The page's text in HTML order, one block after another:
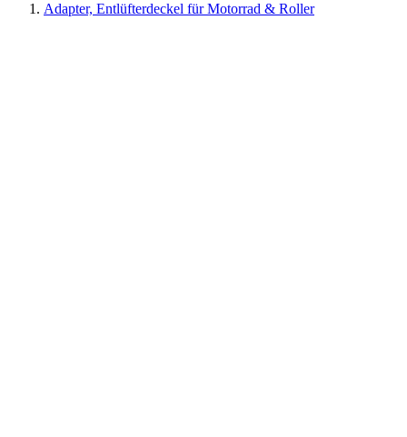
Adapter, Entlüfterdeckel für Motorrad & Roller